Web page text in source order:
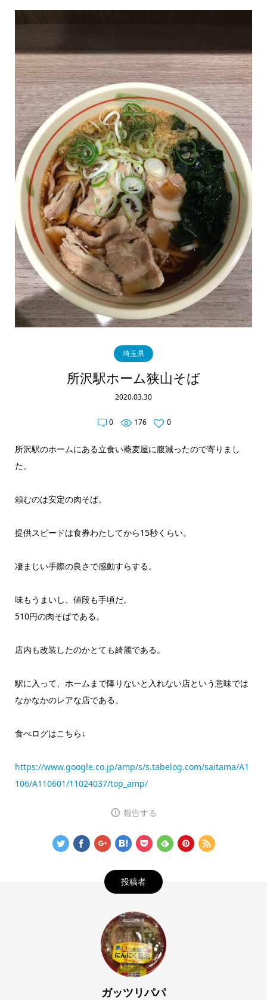
埼玉県
所沢駅ホーム狭山そば
2020.03.30
0 176 0
所沢駅のホームにある立食い蕎麦屋に腹減ったので寄りまし
た。
頼むのは安定の肉そば。
提供スピードは食券わたしてから15秒くらい。
凄まじい手際の良さで感動すらする。
味もうまいし、値段も手頃だ。
510円の肉そばである。
店内も改装したのかとても綺麗である。
駅に入って、ホームまで降りないと入れない店という意味では
なかなかのレアな店である。
食べログはこちら↓
https://www.google.co.jp/amp/s/s.tabelog.com/saitama/A1
106/A110601/11024037/top_amp/
報告する
投稿者
ガッツリパパ